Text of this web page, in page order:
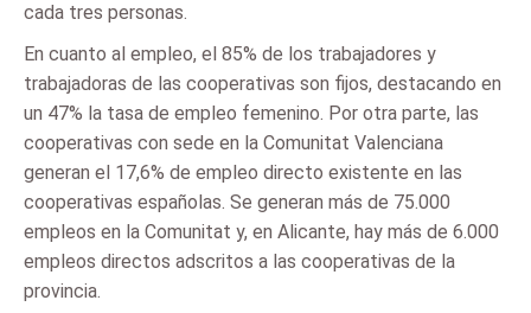
cada tres personas.
En cuanto al empleo, el 85% de los trabajadores y
trabajadoras de las cooperativas son fijos, destacando en
un 47% la tasa de empleo femenino. Por otra parte, las
cooperativas con sede en la Comunitat Valenciana
generan el 17,6% de empleo directo existente en las
cooperativas españolas. Se generan más de 75.000
empleos en la Comunitat y, en Alicante, hay más de 6.000
empleos directos adscritos a las cooperativas de la
provincia.